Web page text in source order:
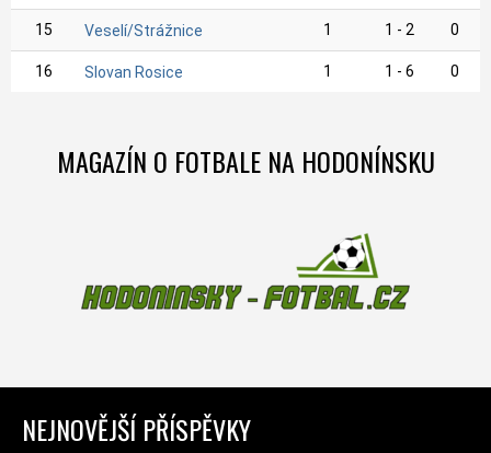
15 Veselí/Strážnice 1 1 - 2 0
16 Slovan Rosice 1 1 - 6 0
MAGAZÍN O FOTBALE NA HODONÍNSKU
NEJNOVĚJŠÍ PŘÍSPĚVKY